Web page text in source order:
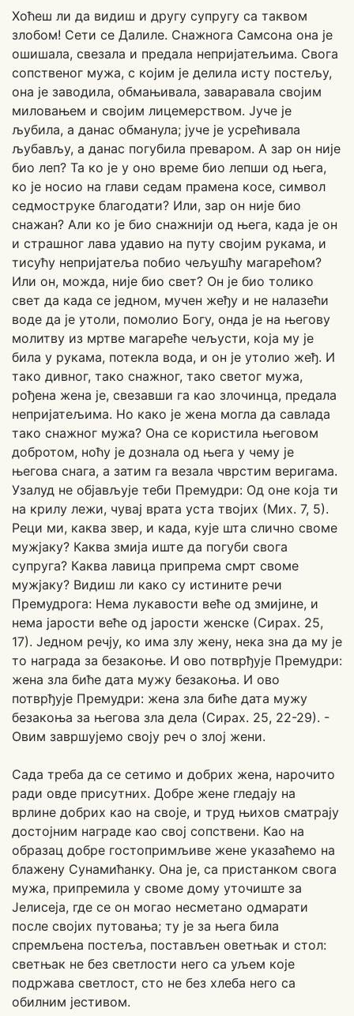
Хоћеш ли да видиш и другу супругу са таквом
злобом! Сети се Далиле. Снажнога Самсона она је
ошишала, свезала и предала непријатељима. Свога
сопственог мужа, с којим је делила исту постељу,
она је заводила, обмањивала, заваравала својим
миловањем и својим лицемерством. Јуче је
љубила, а данас обманула; јуче је усрећивала
љубављу, а данас погубила преваром. А зар он није
био леп? Та ко је у оно време био лепши од њега,
ко је носио на глави седам прамена косе, символ
седмоструке благодати? Или, зар он није био
снажан? Али ко је био снажнији од њега, када је он
и страшног лава удавио на путу својим рукама, и
тисућу непријатеља побио чељушћу магарећом?
Или он, можда, није био свет? Он је био толико
свет да када се једном, мучен жеђу и не налазећи
воде да је утоли, помолио Богу, онда је на његову
молитву из мртве магареће чељусти, која му је
била у рукама, потекла вода, и он је утолио жеђ. И
тако дивног, тако снажног, тако светог мужа,
рођена жена је, свезавши га као злочинца, предала
непријатељима. Но како је жена могла да савлада
тако снажног мужа? Она се користила његовом
добротом, ноћу је дознала од њега у чему је
његова снага, а затим га везала чврстим веригама.
Узалуд не објављује теби Премудри: Од оне која ти
на крилу лежи, чувај врата уста твојих (Мих. 7, 5).
Реци ми, каква звер, и када, кује шта слично своме
мужјаку? Каква змија иште да погуби свога
супруга? Каква лавица припрема смрт своме
мужјаку? Видиш ли како су истините речи
Премудрога: Нема лукавости веће од змијине, и
нема јарости веће од јарости женске (Сирах. 25,
17). Једном речју, ко има злу жену, нека зна да му је
то награда за безакоње. И ово потврђује Премудри:
жена зла биће дата мужу безакоња. И ово
потврђује Премудри: жена зла биће дата мужу
безакоња за његова зла дела (Сирах. 25, 22-29). -
Овим завршујемо своју реч о злој жени.
Сада треба да се сетимо и добрих жена, нарочито
ради овде присутних. Добре жене гледају на
врлине добрих као на своје, и труд њихов сматрају
достојним награде као свој сопствени. Као на
образац добре гостопримљиве жене указаћемо на
блажену Сунамићанку. Она је, са пристанком свога
мужа, припремила у своме дому уточиште за
Јелисеја, где се он могао несметано одмарати
после својих путовања; ту је за њега била
спремљена постеља, постављен оветњак и стол:
светњак не без светлости него са уљем које
подржава светлост, сто не без хлеба него са
обилним јестивом.